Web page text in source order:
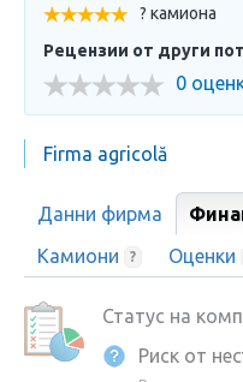
? камиона
Рецензии от други
0
Firma agricolă
Данни фирма
Камиони ? Оценки
Статус на
Риск от